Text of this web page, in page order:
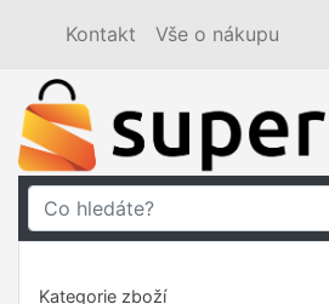
Kontakt Vše o nákupu
Kategorie zboží